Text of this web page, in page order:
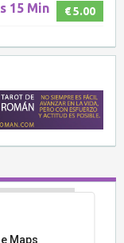
€ 5.00
15 Min
Maps